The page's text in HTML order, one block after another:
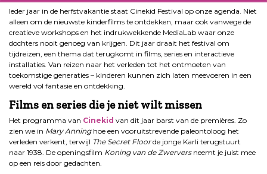
Ieder jaar in de herfstvakantie staat Cinekid Festival op onze agenda. Niet
alleen om de nieuwste kinderfilms te ontdekken, maar ook vanwege de
creatieve workshops en het indrukwekkende MediaLab waar onze
dochters nooit genoeg van krijgen. Dit jaar draait het festival om
tijdreizen, een thema dat terugkomt in films, series en interactieve
installaties. Van reizen naar het verleden tot het ontmoeten van
toekomstige generaties – kinderen kunnen zich laten meevoeren in een
wereld vol fantasie en ontdekking.
Films en series die je niet wilt missen
Het programma van Cinekid van dit jaar barst van de premières. Zo
zien we in Mary Anninghoe een vooruitstrevende paleontoloog het
verleden verkent, terwijl The Secret Floorde jonge Karli terugstuurt
naar 1938. De openingsfilm Koning van de Zwerversneemt je juist mee
op een reis door gedachten.